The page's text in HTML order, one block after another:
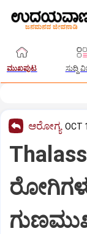
ಮುಖಪುಟ ಸುದ್ದಿ
ಆರೋಗ್ಯ OCT